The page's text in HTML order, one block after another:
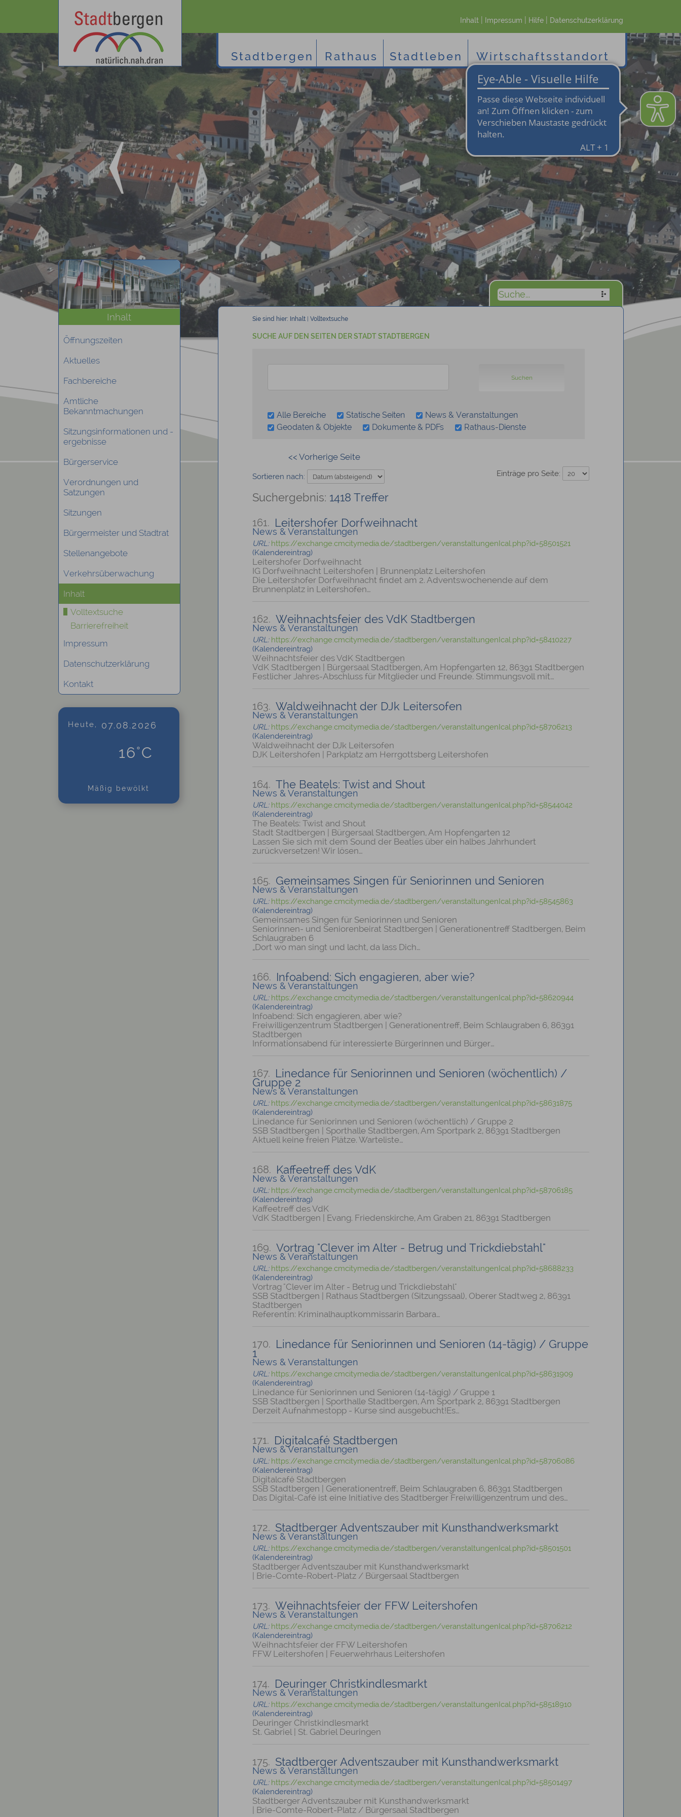
Inhalt| Impressum Hilfe| Datenschutzerklärung
Stadtbergen Rathaus Stadtleben Wirtschaftsstandort
Inhalt
Öffnungszeiten
Aktuelles
Fachbereiche
Amtliche
Bekanntmachungen
Sitzungsinformationen und -
ergebnisse
Bürgerservice
Verordnungen und
Satzungen
Sitzungen
Bürgermeister und Stadtrat
Stellenangebote
Verkehrsüberwachung
Inhalt
Volltextsuche
Barrierefreiheit
Impressum
Datenschutzerklärung
Kontakt
Heute, 07.08.2026
16°C
Mäßig bewölkt
Sie sind hier: Inhalt |Volltextsuche
SUCHE AUF DEN SEITEN DER STADT STADTBERGEN
Alle Bereiche Statische Seiten
News & Veranstaltungen
Geodaten & Objekte
Dokumente & PDFs Rathaus-Dienste
Sortieren nach:
1418 Treffer
Einträge pro Seite:
161. Leitershofer Dorfweihnacht
News & Veranstaltungen
URL: https://exchange.cmcitymedia.de/stadtbergen/veranstaltungenIcal.php?id=58501521
(Kalendereintrag)
Leitershofer Dorfweihnacht
IG Dorfweihnacht Leitershofen | Brunnenplatz Leitershofen
Die Leitershofer Dorfweihnacht findet am 2. Adventswochenende auf dem
Brunnenplatz in Leitershofen…
162. Weihnachtsfeier des VdK Stadtbergen
News & Veranstaltungen
URL: https://exchange.cmcitymedia.de/stadtbergen/veranstaltungenIcal.php?id=58410227
(Kalendereintrag)
Weihnachtsfeier des VdK Stadtbergen
VdK Stadtbergen | Bürgersaal Stadtbergen, Am Hopfengarten 12, 86391 Stadtbergen
Festlicher Jahres-Abschluss für Mitglieder und Freunde. Stimmungsvoll mit…
163. Waldweihnacht der DJk Leitersofen
News & Veranstaltungen
URL: https://exchange.cmcitymedia.de/stadtbergen/veranstaltungenIcal.php?id=58706213
(Kalendereintrag)
Waldweihnacht der DJk Leitersofen
DJK Leitershofen | Parkplatz am Herrgottsberg Leitershofen
164. The Beatels: Twist and Shout
News & Veranstaltungen
URL: https://exchange.cmcitymedia.de/stadtbergen/veranstaltungenIcal.php?id=58544042
(Kalendereintrag)
The Beatels: Twist and Shout
Stadt Stadtbergen | Bürgersaal Stadtbergen, Am Hopfengarten 12
Lassen Sie sich mit dem Sound der Beatles über ein halbes Jahrhundert
zurückversetzen! Wir lösen…
165. Gemeinsames Singen für Seniorinnen und Senioren
News & Veranstaltungen
URL: https://exchange.cmcitymedia.de/stadtbergen/veranstaltungenIcal.php?id=58545863
(Kalendereintrag)
Gemeinsames Singen für Seniorinnen und Senioren
Seniorinnen- und Seniorenbeirat Stadtbergen | Generationentreff Stadtbergen, Beim
Schlaugraben 6
„Dort wo man singt und lacht, da lass Dich…
166. Infoabend: Sich engagieren, aber wie?
News & Veranstaltungen
URL: https://exchange.cmcitymedia.de/stadtbergen/veranstaltungenIcal.php?id=58620944
(Kalendereintrag)
Infoabend: Sich engagieren, aber wie?
Freiwilligenzentrum Stadtbergen | Generationentreff, Beim Schlaugraben 6, 86391
Stadtbergen
Informationsabend für interessierte Bürgerinnen und Bürger…
167. Linedance für Seniorinnen und Senioren (wöchentlich) /
Gruppe 2
News & Veranstaltungen
URL: https://exchange.cmcitymedia.de/stadtbergen/veranstaltungenIcal.php?id=58631875
(Kalendereintrag)
Linedance für Seniorinnen und Senioren (wöchentlich) / Gruppe 2
SSB Stadtbergen | Sporthalle Stadtbergen, Am Sportpark 2, 86391 Stadtbergen
Aktuell keine freien Plätze. Warteliste…
168. Kaffeetreff des VdK
News & Veranstaltungen
URL: https://exchange.cmcitymedia.de/stadtbergen/veranstaltungenIcal.php?id=58706185
(Kalendereintrag)
Kaffeetreff des VdK
VdK Stadtbergen | Evang. Friedenskirche, Am Graben 21, 86391 Stadtbergen
169. Vortrag "Clever im Alter - Betrug und Trickdiebstahl"
News & Veranstaltungen
URL: https://exchange.cmcitymedia.de/stadtbergen/veranstaltungenIcal.php?id=58688233
(Kalendereintrag)
Vortrag "Clever im Alter - Betrug und Trickdiebstahl"
SSB Stadtbergen | Rathaus Stadtbergen (Sitzungssaal), Oberer Stadtweg 2, 86391
Stadtbergen
Referentin: Kriminalhauptkommissarin Barbara…
170. Linedance für Seniorinnen und Senioren (14-tägig) / Gruppe
1
News & Veranstaltungen
URL: https://exchange.cmcitymedia.de/stadtbergen/veranstaltungenIcal.php?id=58631909
(Kalendereintrag)
Linedance für Seniorinnen und Senioren (14-tägig) / Gruppe 1
SSB Stadtbergen | Sporthalle Stadtbergen, Am Sportpark 2, 86391 Stadtbergen
Derzeit Aufnahmestopp - Kurse sind ausgebucht!Es…
171. Digitalcafé Stadtbergen
News & Veranstaltungen
URL: https://exchange.cmcitymedia.de/stadtbergen/veranstaltungenIcal.php?id=58706086
(Kalendereintrag)
Digitalcafé Stadtbergen
SSB Stadtbergen | Generationentreff, Beim Schlaugraben 6, 86391 Stadtbergen
Das Digital-Café ist eine Initiative des Stadtberger Freiwilligenzentrum und des…
172. Stadtberger Adventszauber mit Kunsthandwerksmarkt
News & Veranstaltungen
URL: https://exchange.cmcitymedia.de/stadtbergen/veranstaltungenIcal.php?id=58501501
(Kalendereintrag)
Stadtberger Adventszauber mit Kunsthandwerksmarkt
| Brie-Comte-Robert-Platz / Bürgersaal Stadtbergen
173. Weihnachtsfeier der FFW Leitershofen
News & Veranstaltungen
URL: https://exchange.cmcitymedia.de/stadtbergen/veranstaltungenIcal.php?id=58706212
(Kalendereintrag)
Weihnachtsfeier der FFW Leitershofen
FFW Leitershofen | Feuerwehrhaus Leitershofen
174. Deuringer Christkindlesmarkt
News & Veranstaltungen
URL: https://exchange.cmcitymedia.de/stadtbergen/veranstaltungenIcal.php?id=58518910
(Kalendereintrag)
Deuringer Christkindlesmarkt
St. Gabriel | St. Gabriel Deuringen
175. Stadtberger Adventszauber mit Kunsthandwerksmarkt
News & Veranstaltungen
URL: https://exchange.cmcitymedia.de/stadtbergen/veranstaltungenIcal.php?id=58501497
(Kalendereintrag)
Stadtberger Adventszauber mit Kunsthandwerksmarkt
| Brie-Comte-Robert-Platz / Bürgersaal Stadtbergen